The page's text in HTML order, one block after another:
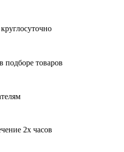
подборе товаров
2х часов